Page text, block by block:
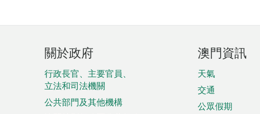
頁
腳
菜
單
關於政府
行政長官、主要官員、
立法和司法機關
公共部門及其他機構
澳門資訊
天氣
交通
公眾假期